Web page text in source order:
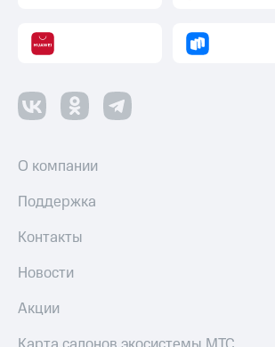
О компании
Поддержка
Контакты
Новости
Акции